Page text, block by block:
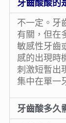
牙齒酸酸的
不一定。牙
有關，但在
敏感性牙齒
感的出現時
刺激短暫出
集中在單一
牙齒酸多久